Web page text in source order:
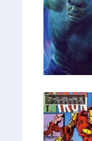
アベンジャーズ